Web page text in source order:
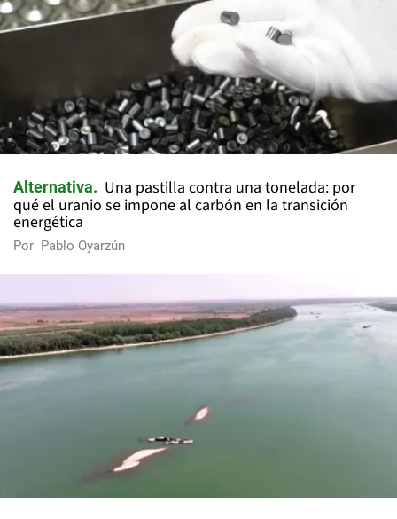
Alternativa
Una pastilla contra una tonelada: por
qué el uranio se impone al carbón en la transición
energética
Por Pablo Oyarzún